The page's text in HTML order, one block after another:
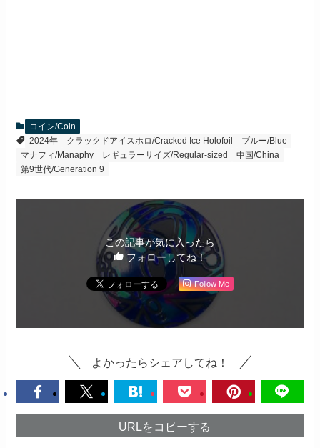
コイン/Coin
2024年
クラックドアイスホロ/Cracked Ice Holofoil
ブルー/Blue
マナフィ/Manaphy
レギュラーサイズ/Regular-sized
中国/China
第9世代/Generation 9
この記事が気に入ったら
フォローしてね！
Follow Me
よかったらシェアしてね！
URLをコピーする